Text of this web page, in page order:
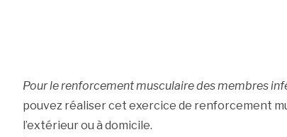
Pour le renforcement musculaire des membres
pouvez réaliser cet exercice de renforcement
l’extérieur ou à domicile.